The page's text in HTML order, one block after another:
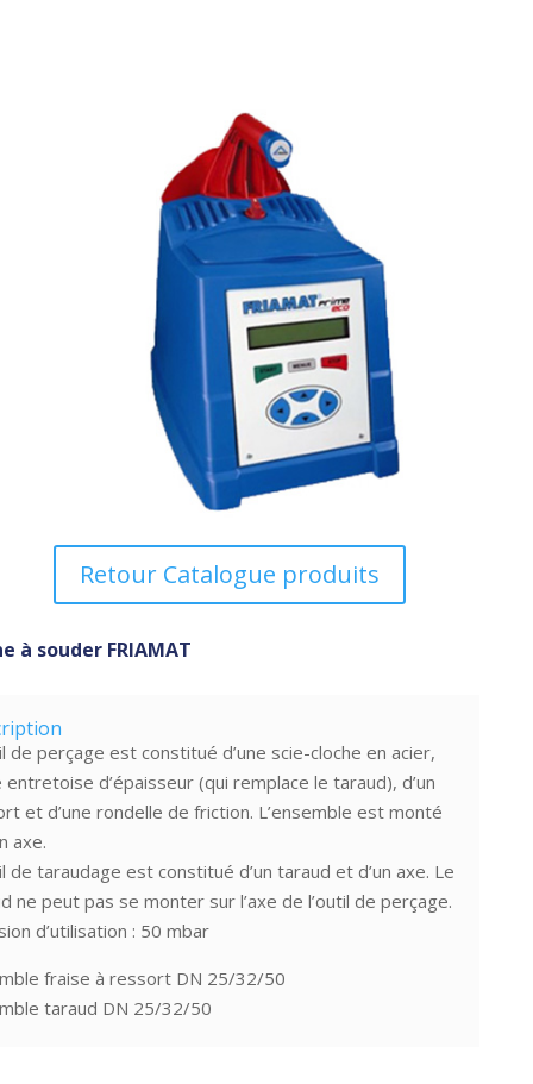
Retour Catalogue produits
à souder FRIAMAT
de perçage est constitué d’une scie-cloche en acier,
entretoise d’épaisseur (qui remplace le taraud), d’un
et d’une rondelle de friction. L’ensemble est monté
axe.
de taraudage est constitué d’un taraud et d’un axe. Le
ne peut pas se monter sur l’axe de l’outil de perçage.
d’utilisation : 50 mbar
fraise à ressort DN 25/32/50
taraud DN 25/32/50